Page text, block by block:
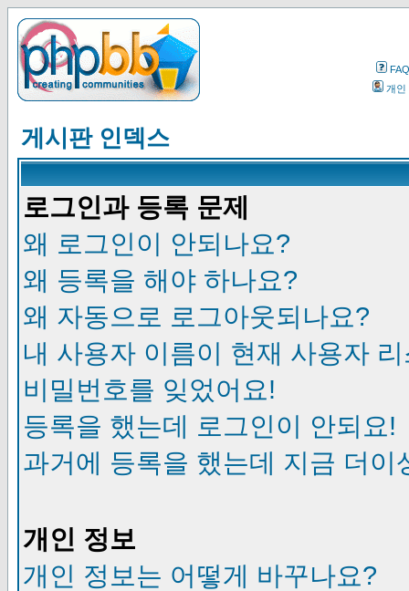
FAQ
개인
게시판 인덱스
로그인과 등록 문제
왜 로그인이 안되나요?
왜 등록을 해야 하나요?
왜 자동으로 로그아웃되나요?
내 사용자 이름이 현재 사용자
비밀번호를 잊었어요!
등록을 했는데 로그인이 안되요!
과거에 등록을 했는데 지금 더이
개인 정보
개인 정보는 어떻게 바꾸나요?